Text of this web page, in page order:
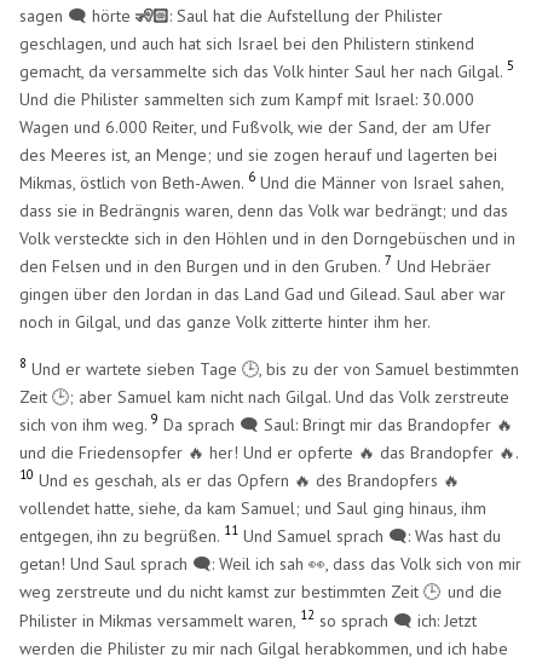
sagen 🗨️ hörte🧏🏻: Saul hat die Aufstellung der Philister
geschlagen, und auch hat sich Israel bei den Philistern stinkend
gemacht, da versammelte sich das Volk hinter Saul her nach Gilgal.5
Und die Philister sammelten sich zum Kampf mit Israel: 30.000
Wagen und 6.000 Reiter, und Fußvolk, wie der Sand, der am Ufer
des Meeres ist, an Menge; und sie zogen herauf und lagerten bei
Mikmas, östlich von Beth-Awen. 6 Und die Männer von Israel sahen,
dass sie in Bedrängnis waren, denn das Volk war bedrängt; und das
Volk versteckte sich in den Höhlen und in den Dorngebüschen und in
den Felsen und in den Burgen und in den Gruben. 7 Und Hebräer
gingen über den Jordan in das Land Gad und Gilead. Saul aber war
noch in Gilgal, und das ganze Volk zitterte hinter ihm her.
8 Und er wartete sieben Tage 🕒, bis zu der von Samuel bestimmten
Zeit 🕒; aber Samuel kam nicht nach Gilgal. Und das Volk zerstreute
sich von ihm weg.9 Da sprach 🗨️ Saul: Bringt mir das Brandopfer 🔥
und die Friedensopfer 🔥 her! Und er opferte 🔥 das Brandopfer 🔥.
10 Und es geschah, als er das Opfern 🔥 des Brandopfers 🔥
vollendet hatte, siehe, da kam Samuel; und Saul ging hinaus, ihm
entgegen, ihn zu begrüßen. 11 Und Samuel sprach 🗨️: Was hast du
getan! Und Saul sprach 🗨️: Weil ich sah 👀, dass das Volk sich von mir
weg zerstreute und du nicht kamst zur bestimmten Zeit🕒 ​und die
Philister in Mikmas versammelt waren, 12 so sprach 🗨️ ich: Jetzt
werden die Philister zu mir nach Gilgal herabkommen, und ich habe